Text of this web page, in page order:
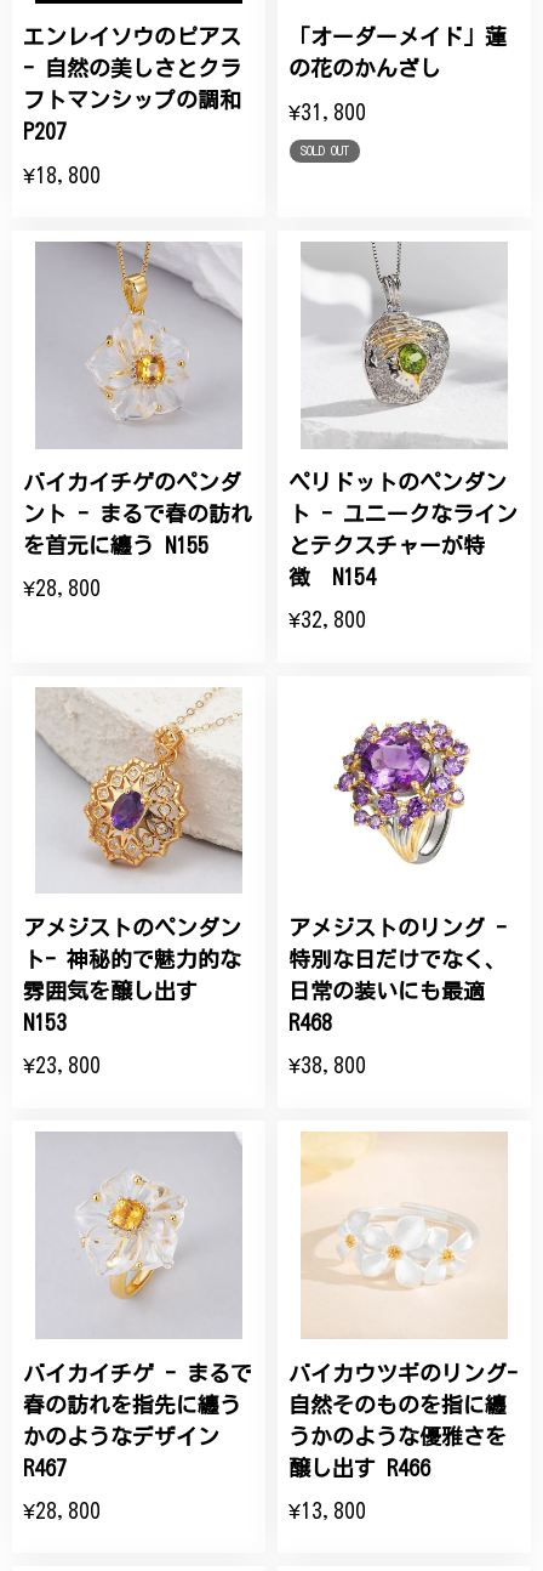
エンレイソウのピアス
- 自然の美しさとクラ
フトマンシップの調和
P207
¥18,800
「オーダーメイド」蓮
の花のかんざし
¥31,800
SOLD OUT
バイカイチゲのペンダ
ント - まるで春の訪れ
を首元に纏う N155
¥28,800
ペリドットのペンダン
ト - ユニークなライン
とテクスチャーが特
徴 N154
¥32,800
アメジストのペンダン
ト- 神秘的で魅力的な
雰囲気を醸し出す
N153
¥23,800
アメジストのリング -
特別な日だけでなく、
日常の装いにも最適
R468
¥38,800
バイカイチゲ - まるで
春の訪れを指先に纏う
かのようなデザイン
R467
¥28,800
バイカウツギのリング-
自然そのものを指に纏
うかのような優雅さを
醸し出す R466
¥13,800